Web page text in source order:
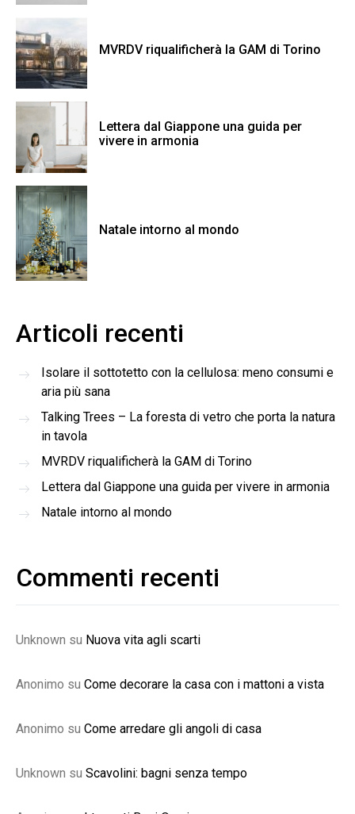
MVRDV riqualificherà la GAM di Torino
Lettera dal Giappone una guida per
vivere in armonia
Natale intorno al mondo
Articoli recenti
Isolare il sottotetto con la cellulosa: meno consumi e
aria più sana
Talking Trees – La foresta di vetro che porta la natura
in tavola
MVRDV riqualificherà la GAM di Torino
Lettera dal Giappone una guida per vivere in armonia
Natale intorno al mondo
Commenti recenti
Unknown su Nuova vita agli scarti
Anonimo su Come decorare la casa con i mattoni a vista
Anonimo su Come arredare gli angoli di casa
Unknown su Scavolini: bagni senza tempo